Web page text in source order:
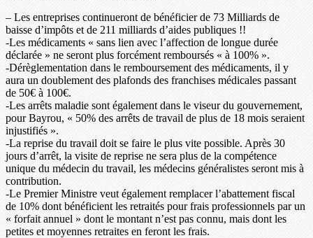
– Les entreprises continueront de bénéficier de 73 Milliards de
baisse d’impôts et de 211 milliards d’aides publiques !!
-Les médicaments « sans lien avec l’affection de longue durée
déclarée » ne seront plus forcément remboursés « à 100% ».
-Dérèglementation dans le remboursement des médicaments, il y
aura un doublement des plafonds des franchises médicales passant
de 50€ à 100€.
-Les arrêts maladie sont également dans le viseur du gouvernement,
pour Bayrou, « 50% des arrêts de travail de plus de 18 mois seraient
injustifiés ».
-La reprise du travail doit se faire le plus vite possible. Après 30
jours d’arrêt, la visite de reprise ne sera plus de la compétence
unique du médecin du travail, les médecins généralistes seront mis à
contribution.
-Le Premier Ministre veut également remplacer l’abattement fiscal
de 10% dont bénéficient les retraités pour frais professionnels par un
« forfait annuel » dont le montant n’est pas connu, mais dont les
petites et moyennes retraites en feront les frais.